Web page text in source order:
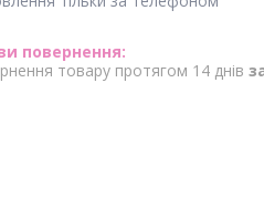
товару протягом 14 днів